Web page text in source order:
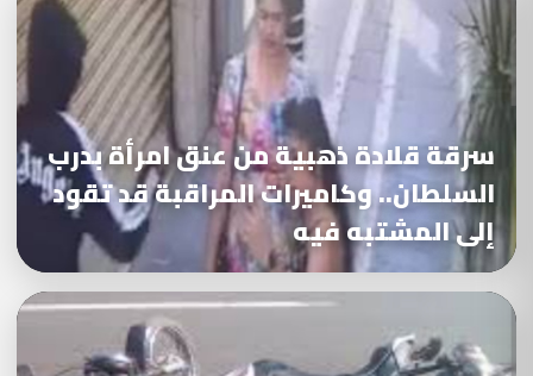
سرقة قلادة ذهبية من عنق امرأة بدرب
السلطان.. وكاميرات المراقبة قد تقود
إلى المشتبه فيه